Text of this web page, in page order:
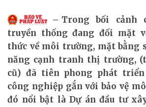
Trong bối cảnh
truyền thống đang đối mặt
thức về môi trường, mặt bằng
năng cạnh tranh thị trường,
cũ) đã tiên phong phát
công nghiệp gắn với bảo vệ
đó nổi bật là Dự án đầu tư